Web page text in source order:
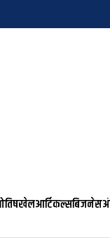
खेलआर्टिकल्सबिजनेस